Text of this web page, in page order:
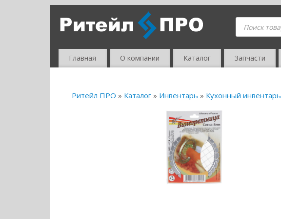
Главная О компании Каталог Запчасти
Ритейл ПРО » Каталог » Инвентарь » Кухонный инвентарь